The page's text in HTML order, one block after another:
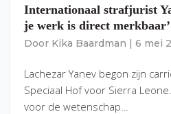
Internationaal strafjurist
je werk is direct merkbaar’
Door Kika Baardman 6 mei
Lachezar Yanev begon zijn
Speciaal Hof voor Sierra
voor de wetenschap…